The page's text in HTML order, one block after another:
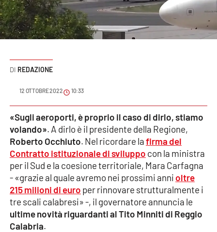
Sanità
Sport
Meteo
Editoriali
VIDEO
Ambiente
Cronaca
REDAZIONE
12 OTTOBRE 2022 10:33
«Sugli aeroporti, è proprio il caso di dirlo, stiamo
volando». A dirlo è il presidente della Regione,
Roberto Occhiuto. Nel ricordare lafirma del
Contratto istituzionale di sviluppo con la ministra
per il Sud e la coesione territoriale, Mara Carfagna
- «grazie al quale avremo nei prossimi anni oltre
215 milioni di euro per rinnovare strutturalmente i
tre scali calabresi» -, il governatore annuncia le
ultime novità riguardanti al Tito Minniti di Reggio
Calabria.